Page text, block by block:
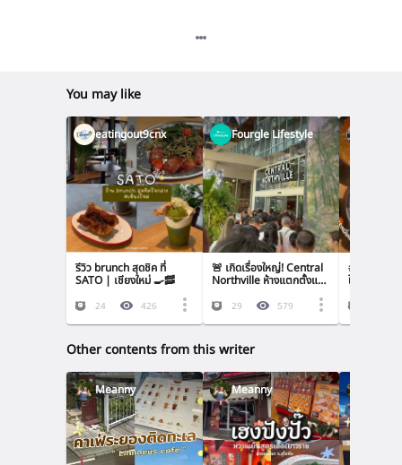
You may like
eatingout9cnx
รีวิว brunch สุดชิค ที่
SATO | เชียงใหม่ 🍳🥓
24 426
Fourgle Lifestyle
🚨 เกิดเรื่องใหญ่! Central
Northville ห้างแตกตั้งแต่
อะไรขึ้น ทำไมคนแน่นขนาดนี้
29 579
#บะหมี่มันปู
ในไทยแล้ว!
Other contents from this writer
Meanny Meanny